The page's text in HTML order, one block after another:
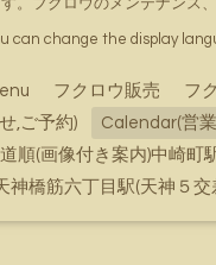
can change the display
フクロウ販売 フ
,ご予約)
Calendar(営
順(画像付き案内)中崎町
神橋筋六丁目駅(天神５交